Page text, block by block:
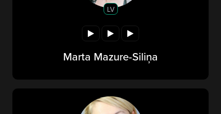
LV
Marta Mazure-Siliņa